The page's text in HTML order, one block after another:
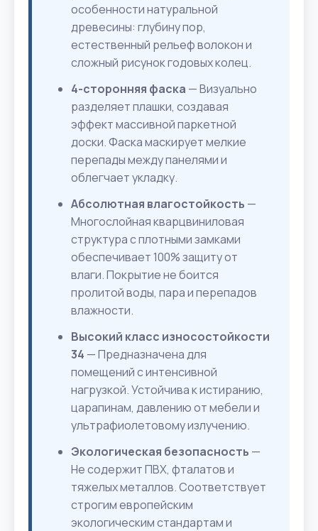
особенности натуральной
древесины: глубину пор,
естественный рельеф волокон и
сложный рисунок годовых колец.
4-сторонняя фаска — Визуально
разделяет плашки, создавая
эффект массивной паркетной
доски. Фаска маскирует мелкие
перепады между панелями и
облегчает укладку.
Абсолютная влагостойкость —
Многослойная кварцвиниловая
структура с плотными замками
обеспечивает 100% защиту от
влаги. Покрытие не боится
пролитой воды, пара и перепадов
влажности.
Высокий класс износостойкости
34 — Предназначена для
помещений с интенсивной
нагрузкой. Устойчива к истиранию,
царапинам, давлению от мебели и
ультрафиолетовому излучению.
Экологическая безопасность —
Не содержит ПВХ, фталатов и
тяжелых металлов. Соответствует
строгим европейским
экологическим стандартам и